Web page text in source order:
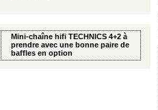
Mini-chaîne hifi TECHNICS 4+2 à
prendre avec une bonne paire de
baffles en option